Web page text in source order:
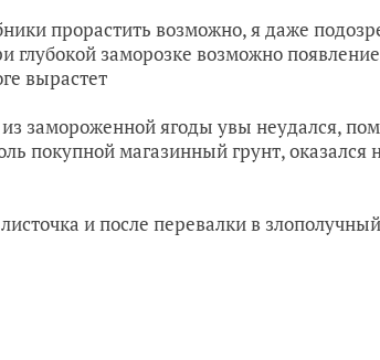
прорастить возможно, я даже
глубокой заморозке возможно
вырастет
замороженной ягоды увы неудался,
покупной магазинный грунт,
и после перевалки в